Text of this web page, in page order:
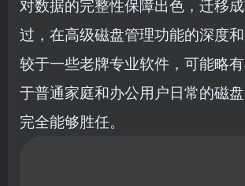
对数据的完整性保障出色，迁移
过，在高级磁盘管理功能的深度
较于一些老牌专业软件，可能略
于普通家庭和办公用户日常的磁盘
完全能够胜任。